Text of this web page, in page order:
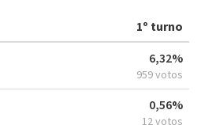
1º turno
6,32%
959 votos
0,56%
12 votos